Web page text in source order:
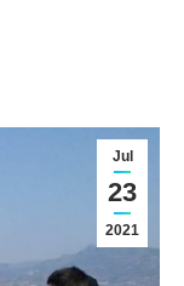
Jul
23
2021